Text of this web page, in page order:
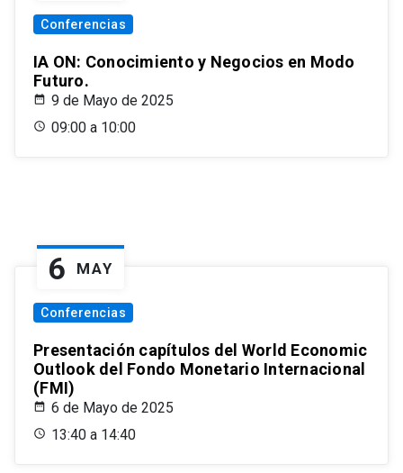
Conferencias
IA ON: Conocimiento y Negocios en Modo
Futuro.
9 de Mayo de 2025
09:00 a 10:00
6 MAY
Conferencias
Presentación capítulos del World Economic
Outlook del Fondo Monetario Internacional
(FMI)
6 de Mayo de 2025
13:40 a 14:40